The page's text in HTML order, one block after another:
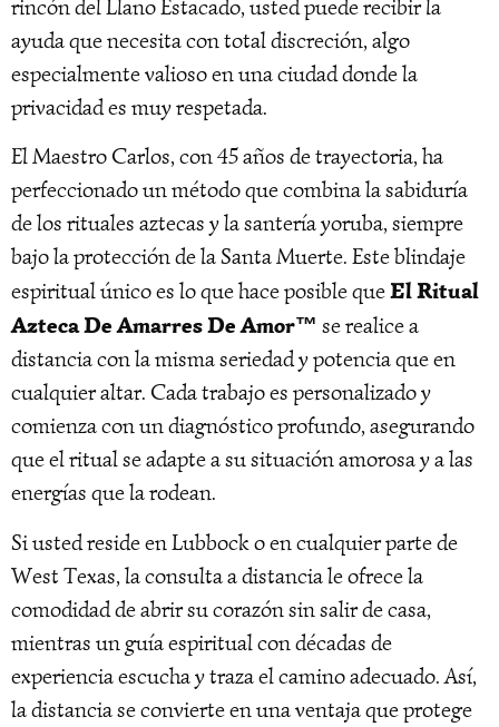
rincón del Llano Estacado, usted puede recibir la
ayuda que necesita con total discreción, algo
especialmente valioso en una ciudad donde la
privacidad es muy respetada.
El Maestro Carlos, con 45 años de trayectoria, ha
perfeccionado un método que combina la sabiduría
de los rituales aztecas y la santería yoruba, siempre
bajo la protección de la Santa Muerte. Este blindaje
espiritual único es lo que hace posible queEl Ritual
Azteca De Amarres De Amor™ se realice a
distancia con la misma seriedad y potencia que en
cualquier altar. Cada trabajo es personalizado y
comienza con un diagnóstico profundo, asegurando
que el ritual se adapte a su situación amorosa y a las
energías que la rodean.
Si usted reside en Lubbock o en cualquier parte de
West Texas, la consulta a distancia le ofrece la
comodidad de abrir su corazón sin salir de casa,
mientras un guía espiritual con décadas de
experiencia escucha y traza el camino adecuado. Así,
la distancia se convierte en una ventaja que protege